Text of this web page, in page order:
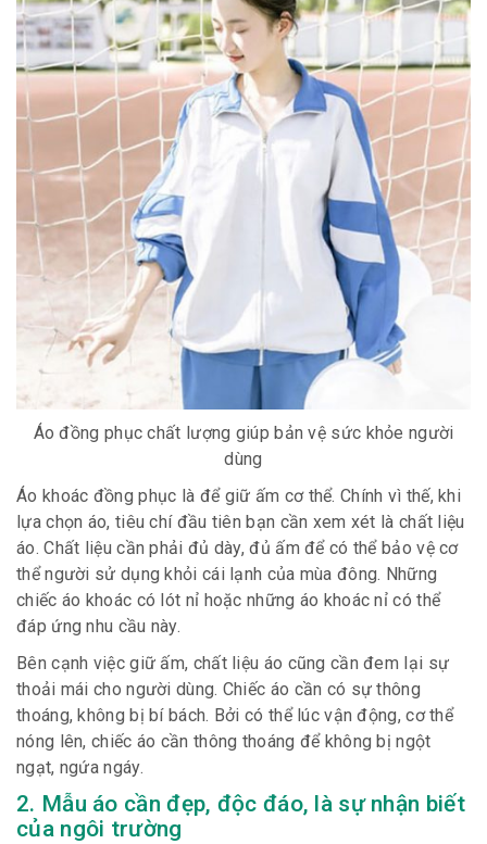
Áo đồng phục chất lượng giúp bản vệ sức khỏe người
dùng
Áo khoác đồng phục là để giữ ấm cơ thể. Chính vì thế, khi
lựa chọn áo, tiêu chí đầu tiên bạn cần xem xét là chất liệu
áo. Chất liệu cần phải đủ dày, đủ ấm để có thể bảo vệ cơ
thể người sử dụng khỏi cái lạnh của mùa đông. Những
chiếc áo khoác có lót nỉ hoặc những áo khoác nỉ có thể
đáp ứng nhu cầu này.
Bên cạnh việc giữ ấm, chất liệu áo cũng cần đem lại sự
thoải mái cho người dùng. Chiếc áo cần có sự thông
thoáng, không bị bí bách. Bởi có thể lúc vận động, cơ thể
nóng lên, chiếc áo cần thông thoáng để không bị ngột
ngạt, ngứa ngáy.
2. Mẫu áo cần đẹp, độc đáo, là sự nhận biết
của ngôi trường